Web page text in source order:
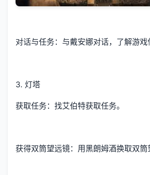
对话与任务：与戴安娜对话，了解游戏
3. 灯塔
获取任务：找艾伯特获取任务。
获得双筒望远镜：用黑朗姆酒换取双筒